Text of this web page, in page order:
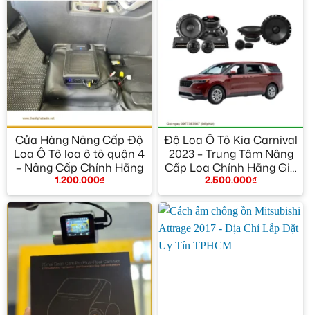
Cửa Hàng Nâng Cấp Độ
Loa Ô Tô loa ô tô quận 4
– Nâng Cấp Chính Hãng
1.200.000₫
Độ Loa Ô Tô Kia Carnival
2023 – Trung Tâm Nâng
Cấp Loa Chính Hãng Giá
Tốt TPHCM
2.500.000₫